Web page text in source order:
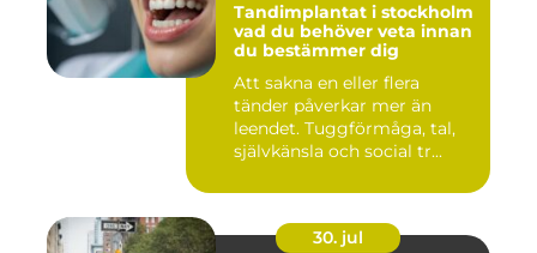
Tandimplantat i stockholm
vad du behöver veta innan
du bestämmer dig
Att sakna en eller flera
tänder påverkar mer än
leendet. Tuggförmåga, tal,
självkänsla och social tr...
30. jul